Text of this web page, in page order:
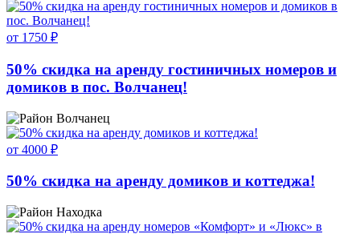
от 1750 ₽
50% скидка на аренду гостиничных номеров и
домиков в пос. Волчанец!
Волчанец
от 4000 ₽
50% скидка на аренду домиков и коттеджа!
Находка